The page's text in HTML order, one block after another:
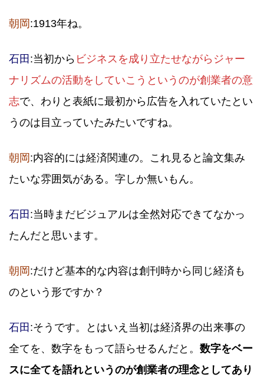
朝岡 :1913年ね。
石田 :当初から ビジネスを成り立たせながらジャー
ナリズムの活動をしていこうというのが創業者の意
志で、わりと表紙に最初から広告を入れていたとい
うのは目立っていたみたいですね。
朝岡 :内容的には経済関連の。これ見ると論文集み
たいな雰囲気がある。字しか無いもん。
石田 :当時まだビジュアルは全然対応できてなかっ
たんだと思います。
朝岡 :だけど基本的な内容は創刊時から同じ経済も
のという形ですか？
石田 :そうです。とはいえ当初は経済界の出来事の
全てを、数字をもって語らせるんだと。 数字をベー
スに全てを語れというのが創業者の理念としてあり